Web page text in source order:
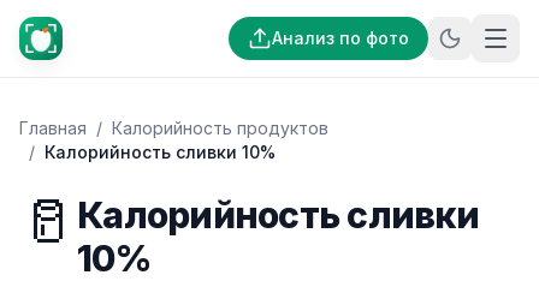
Анализ по фото
Главная / Калорийность продуктов
/ Калорийность сливки 10%
🥛 Калорийность сливки
10%